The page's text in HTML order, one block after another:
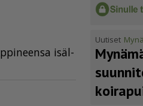
isäl­
Uutiset